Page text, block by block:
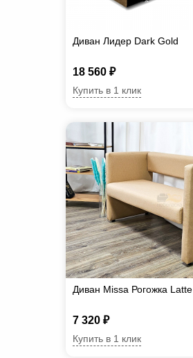
Диван Лидер Dark Gold
18 560 ₽
Купить в 1 клик
Диван Missa Рогожка Latte
7 320 ₽
Купить в 1 клик